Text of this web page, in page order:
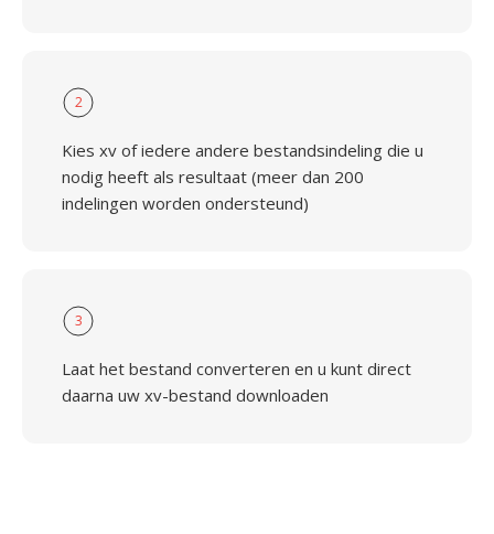
2
Kies xv of iedere andere bestandsindeling die u
nodig heeft als resultaat (meer dan 200
indelingen worden ondersteund)
3
Laat het bestand converteren en u kunt direct
daarna uw xv-bestand downloaden